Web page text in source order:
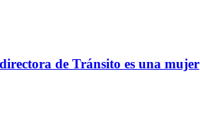
de Tránsito es una mujer